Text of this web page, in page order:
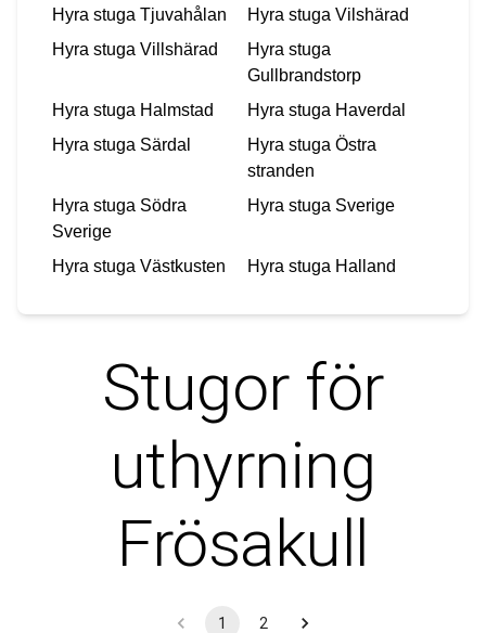
Hyra stuga Tjuvahålan Hyra stuga Vilshärad
Hyra stuga Villshärad
Hyra stuga
Gullbrandstorp
Hyra stuga Halmstad Hyra stuga Haverdal
Hyra stuga Särdal Hyra stuga Östra
stranden
Hyra stuga Södra
Sverige
Hyra stuga Sverige
Hyra stuga Västkusten Hyra stuga Halland
Stugor för
uthyrning
Frösakull
1 2